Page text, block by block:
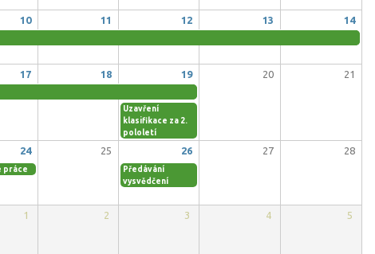
10 11 12 13 14
17 18 19 20 21
Uzavření
klasifikace za 2.
pololetí
24 25 26 27 28
práce
Předávání
vysvědčení
1 2 3 4 5